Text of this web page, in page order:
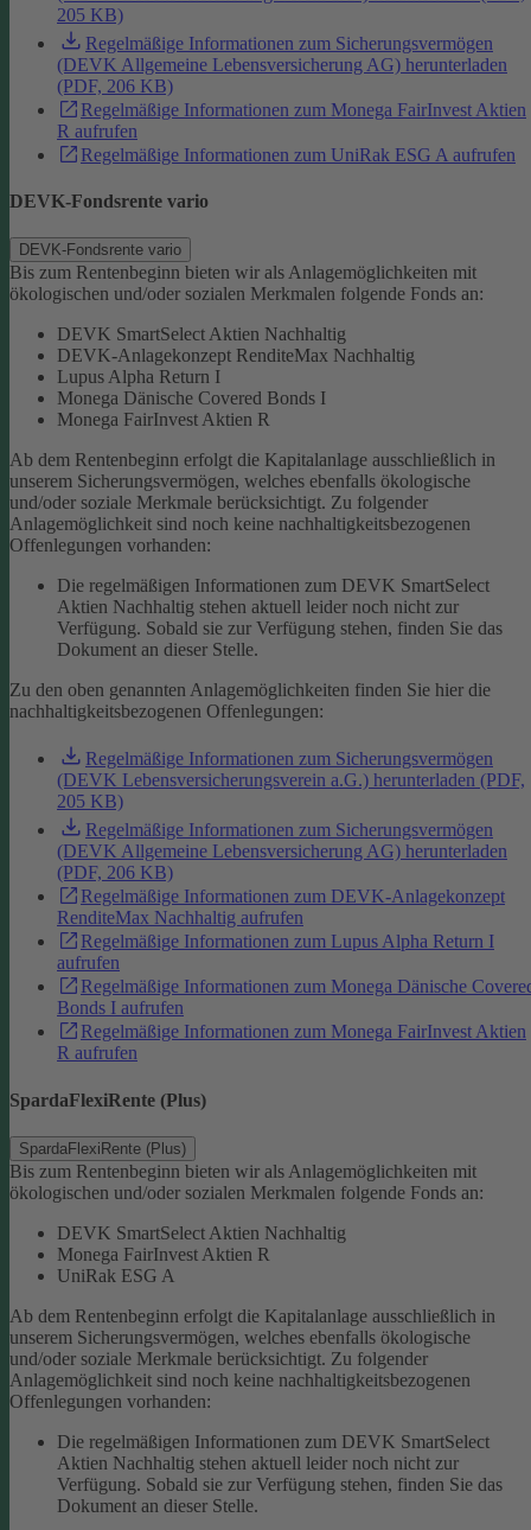
205 KB)
Regelmäßige Informationen zum Sicherungsvermögen
(DEVK Allgemeine Lebensversicherung AG) herunterladen
(PDF, 206 KB)
Regelmäßige Informationen zum Monega FairInvest Aktien
R aufrufen
Regelmäßige Informationen zum UniRak ESG A aufrufen
DEVK-Fondsrente vario
DEVK-Fondsrente vario
Bis zum Rentenbeginn bieten wir als Anlagemöglichkeiten mit
ökologischen und/oder sozialen Merkmalen folgende Fonds an:
DEVK SmartSelect Aktien Nachhaltig
DEVK-Anlagekonzept RenditeMax Nachhaltig
Lupus Alpha Return I
Monega Dänische Covered Bonds I
Monega FairInvest Aktien R
Ab dem Rentenbeginn erfolgt die Kapitalanlage ausschließlich in
unserem Sicherungsvermögen, welches ebenfalls ökologische
und/oder soziale Merkmale berücksichtigt. Zu folgender
Anlagemöglichkeit sind noch keine nachhaltigkeitsbezogenen
Offenlegungen vorhanden:
Die regelmäßigen Informationen zum DEVK SmartSelect
Aktien Nachhaltig stehen aktuell leider noch nicht zur
Verfügung. Sobald sie zur Verfügung stehen, finden Sie das
Dokument an dieser Stelle.
Zu den oben genannten Anlagemöglichkeiten finden Sie hier die
nachhaltigkeitsbezogenen Offenlegungen:
Regelmäßige Informationen zum Sicherungsvermögen
(DEVK Lebensversicherungsverein a.G.) herunterladen (PDF,
205 KB)
Regelmäßige Informationen zum Sicherungsvermögen
(DEVK Allgemeine Lebensversicherung AG) herunterladen
(PDF, 206 KB)
Regelmäßige Informationen zum DEVK-Anlagekonzept
RenditeMax Nachhaltig aufrufen
Regelmäßige Informationen zum Lupus Alpha Return I
aufrufen
Regelmäßige Informationen zum Monega Dänische
Bonds I aufrufen
Regelmäßige Informationen zum Monega FairInvest Aktien
R aufrufen
SpardaFlexiRente (Plus)
SpardaFlexiRente (Plus)
Bis zum Rentenbeginn bieten wir als Anlagemöglichkeiten mit
ökologischen und/oder sozialen Merkmalen folgende Fonds an:
DEVK SmartSelect Aktien Nachhaltig
Monega FairInvest Aktien R
UniRak ESG A
Ab dem Rentenbeginn erfolgt die Kapitalanlage ausschließlich in
unserem Sicherungsvermögen, welches ebenfalls ökologische
und/oder soziale Merkmale berücksichtigt. Zu folgender
Anlagemöglichkeit sind noch keine nachhaltigkeitsbezogenen
Offenlegungen vorhanden:
Die regelmäßigen Informationen zum DEVK SmartSelect
Aktien Nachhaltig stehen aktuell leider noch nicht zur
Verfügung. Sobald sie zur Verfügung stehen, finden Sie das
Dokument an dieser Stelle.